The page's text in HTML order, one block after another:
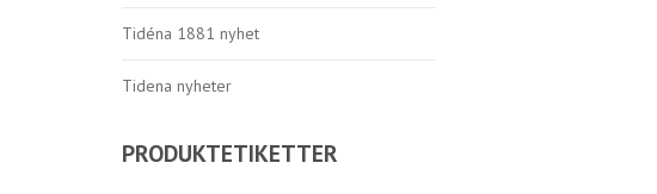
Tidéna 1881 nyhet
Tidena nyheter
PRODUKTETIKETTER